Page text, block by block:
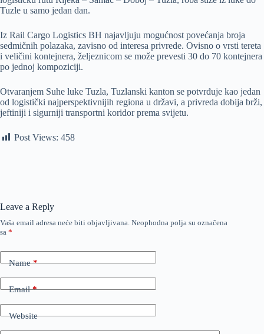
Tuzle u samo jedan dan.
Iz Rail Cargo Logistics BH najavljuju mogućnost povećanja broja
sedmičnih polazaka, zavisno od interesa privrede. Ovisno o vrsti tereta
i veličini kontejnera, željeznicom se može prevesti 30 do 70 kontejnera
po jednoj kompoziciji.
Otvaranjem Suhe luke Tuzla, Tuzlanski kanton se potvrđuje kao jedan
od logistički najperspektivnijih regiona u državi, a privreda dobija brži,
jeftiniji i sigurniji transportni koridor prema svijetu.
Post Views: 458
Leave a Reply
Vaša email adresa neće biti objavljivana. Neophodna polja su označena
sa *
Name*
Email*
Website